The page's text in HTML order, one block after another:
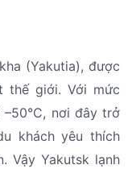
(Yakutia), được
thế giới. Với mức
nơi đây trở
khách yêu thích
Vậy Yakutsk lạnh